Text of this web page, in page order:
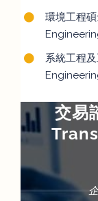
環境工程
系統工程
交易